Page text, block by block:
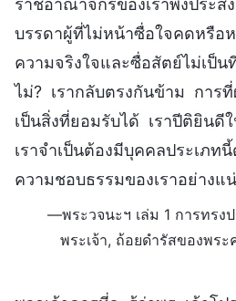
บรรดาผู้ที่ไม่หน้าซื่อใจคดหรือ
ความจริงใจและซื่อสัตย์ไม่เป็
ไม่? เรากลับตรงกันข้าม การ
เป็นสิ่งที่ยอมรับได้ เราปีติยินดี
เราจำเป็นต้องมีบุคคลประเภท
ความชอบธรรมของเราอย่างแ
—พระวจนะฯ เล่ม 1 การทรง
พระเจ้า, ถ้อยดำรัสของพร